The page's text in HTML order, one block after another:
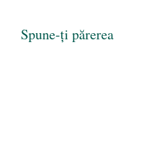
Spune-ți părerea